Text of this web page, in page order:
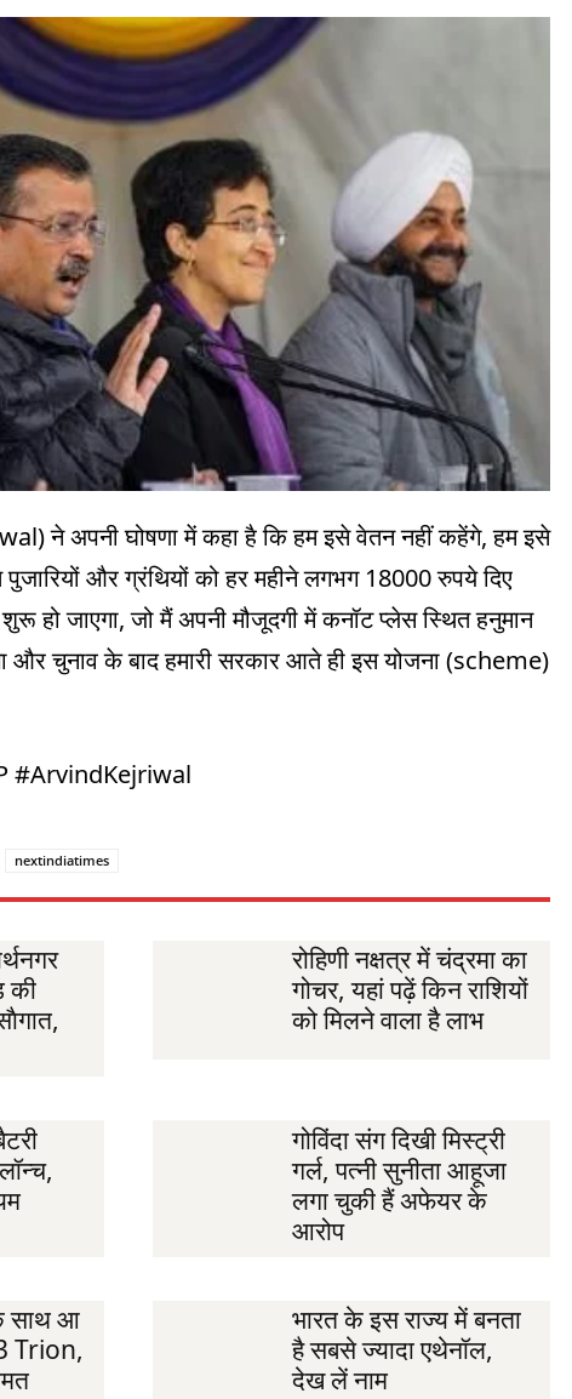
ने अपनी घोषणा में कहा है कि हम इसे वेतन नहीं कहेंगे, हम इसे
और ग्रंथियों को हर महीने लगभग 18000 रुपये दिए
हो जाएगा, जो मैं अपनी मौजूदगी में कनॉट प्लेस स्थित हनुमान
और चुनाव के बाद हमारी सरकार आते ही इस योजना (scheme)
#ArvindKejriwal
nextindiatimes
की
रोहिणी नक्षत्र में चंद्रमा का
गोचर, यहां पढ़ें किन राशियों
को मिलने वाला है लाभ
गोविंदा संग दिखी मिस्ट्री
गर्ल, पत्नी सुनीता आहूजा
लगा चुकी हैं अफेयर के
आरोप
साथ आ
Trion,
भारत के इस राज्य में बनता
है सबसे ज्यादा एथेनॉल,
देख लें नाम